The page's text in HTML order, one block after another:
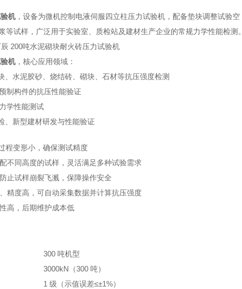
机，设备为微机控制电液伺服四立柱压力试验机，配备垫块调整试验空
试样，广泛用于实验室、质检站及建材生产企业的常规力学性能检测。
机，核心应用领域：
水泥胶砂、烧结砖、砌块、石材等抗压强度检测
制构件的抗压性能验证
学性能测试
、新型建材研发与性能验证
程变形小，确保测试精度
不同高度的试样，灵活满足多种试验需求
止试样崩裂飞溅，保障操作安全
精度高，可自动采集数据并计算抗压强度
高，后期维护成本低
300 吨机型
3000kN（300 吨）
1 级（示值误差≤±1%）